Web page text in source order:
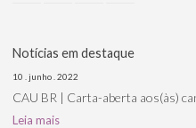
Notícias em destaque
10 . junho . 2022
CAU BR | Carta-aberta aos(às)
Leia mais